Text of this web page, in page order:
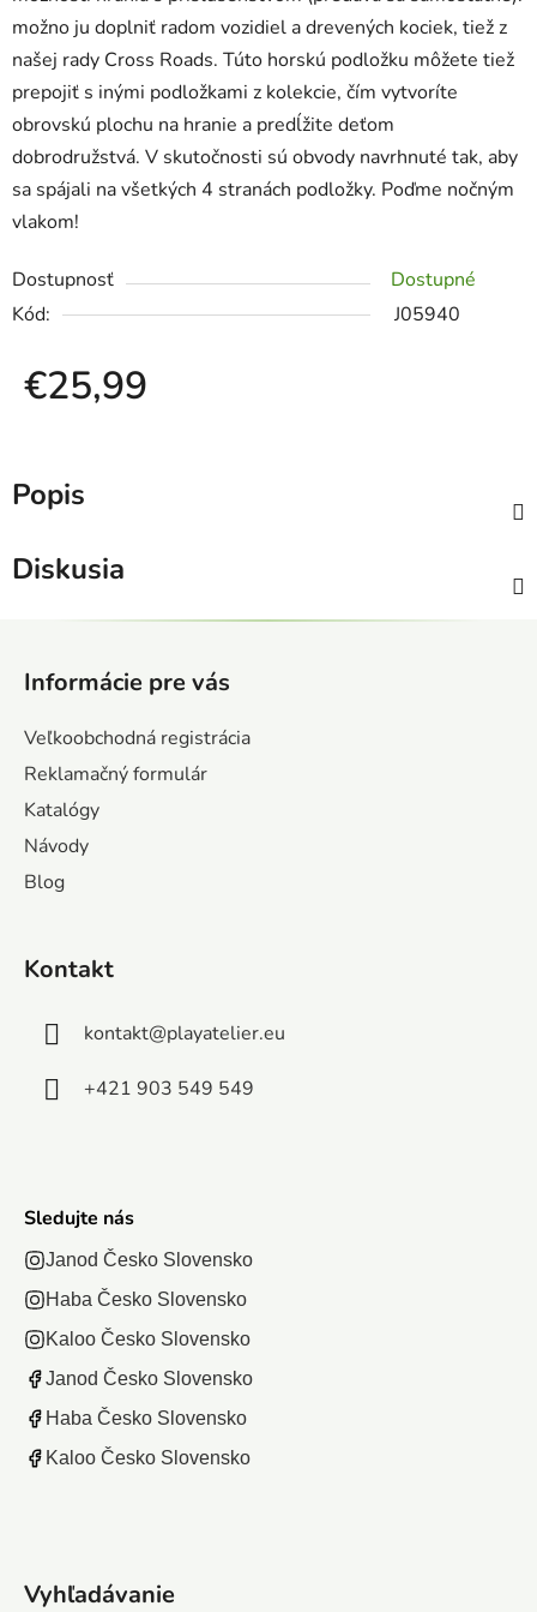
možno ju doplniť radom vozidiel a drevených kociek, tiež z
našej rady Cross Roads. Túto horskú podložku môžete tiež
prepojiť s inými podložkami z kolekcie, čím vytvoríte
obrovskú plochu na hranie a predĺžite deťom
dobrodružstvá. V skutočnosti sú obvody navrhnuté tak, aby
sa spájali na všetkých 4 stranách podložky. Poďme nočným
vlakom!
Dostupnosť
Dostupné
Kód:
J05940
€25,99
Popis
Diskusia
Informácie pre vás
Veľkoobchodná registrácia
Reklamačný formulár
Katalógy
Návody
Blog
Kontakt
kontakt@playatelier.eu
+421 903 549 549
Sledujte nás
Janod Česko Slovensko
Haba Česko Slovensko
Kaloo Česko Slovensko
Janod Česko Slovensko
Haba Česko Slovensko
Kaloo Česko Slovensko
Vyhľadávanie